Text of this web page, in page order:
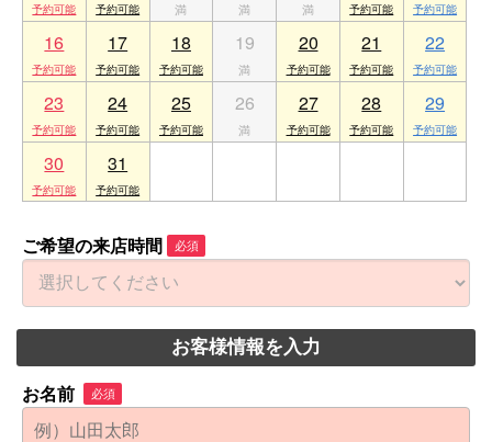
16 17 18 19 20 21 22
23 24 25 26 27 28 29
30 31
ご希望の来店時間 必須
お客様情報を入力
お名前 必須